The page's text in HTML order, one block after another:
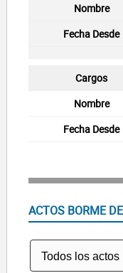
ACTOS BORME